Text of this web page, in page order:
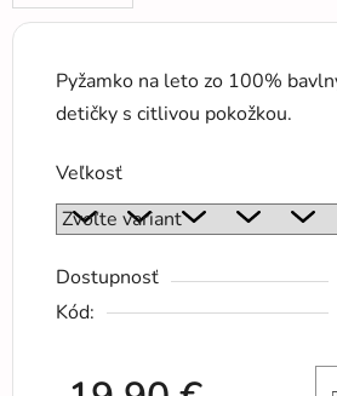
Pyžamko na leto zo 100%
detičky s citlivou pokožkou.
Veľkosť
Dostupnosť
Kód: